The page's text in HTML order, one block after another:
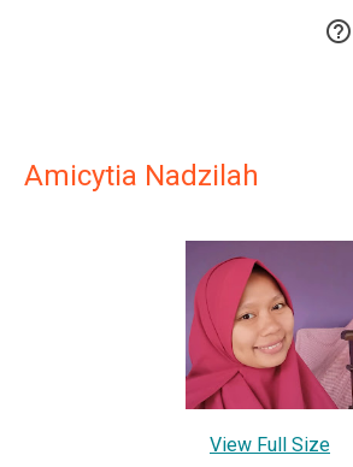

Amicytia Nadzilah
View Full Size